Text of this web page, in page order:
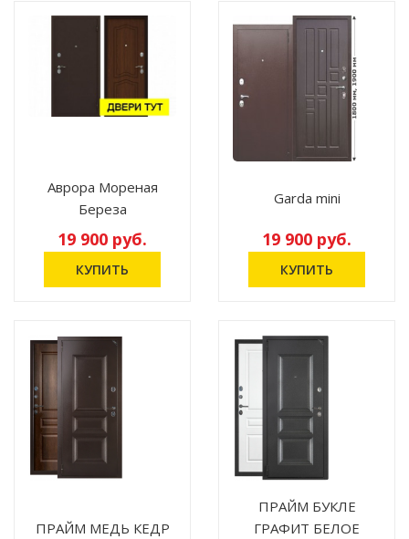
Аврора Мореная
Береза
19 900 руб.
Garda mini
19 900 руб.
ПРАЙМ МЕДЬ КЕДР
ПРАЙМ БУКЛЕ
ГРАФИТ БЕЛОЕ